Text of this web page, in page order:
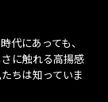
代にあっても、
に触れる高揚感
ちは知っていま